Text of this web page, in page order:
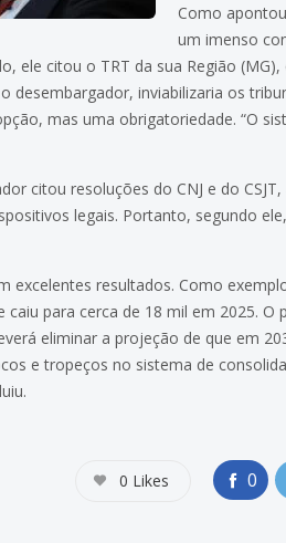
Como
um imenso
ele citou o TRT da sua Região
inviabilizaria os
mas uma obrigatoriedade. “O
citou resoluções do CNJ e do
legais. Portanto, segundo
resultados. Como
para cerca de 18 mil em 2025.
eliminar a projeção de que em
e tropeços no sistema de
0
0 Likes